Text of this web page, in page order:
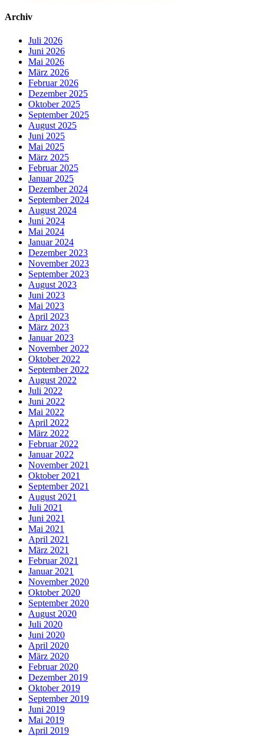
Archiv
Juli 2026
Juni 2026
Mai 2026
März 2026
Februar 2026
Dezember 2025
Oktober 2025
September 2025
August 2025
Juni 2025
Mai 2025
März 2025
Februar 2025
Januar 2025
Dezember 2024
September 2024
August 2024
Juni 2024
Mai 2024
Januar 2024
Dezember 2023
November 2023
September 2023
August 2023
Juni 2023
Mai 2023
April 2023
März 2023
Januar 2023
November 2022
Oktober 2022
September 2022
August 2022
Juli 2022
Juni 2022
Mai 2022
April 2022
März 2022
Februar 2022
Januar 2022
November 2021
Oktober 2021
September 2021
August 2021
Juli 2021
Juni 2021
Mai 2021
April 2021
März 2021
Februar 2021
Januar 2021
November 2020
Oktober 2020
September 2020
August 2020
Juli 2020
Juni 2020
April 2020
März 2020
Februar 2020
Dezember 2019
Oktober 2019
September 2019
Juni 2019
Mai 2019
April 2019